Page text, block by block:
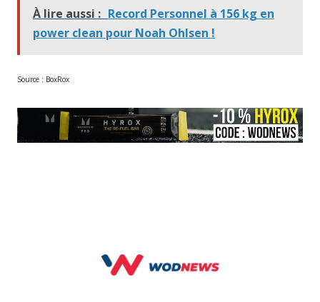
À lire aussi : Record Personnel à 156 kg en
power clean pour Noah Ohlsen !
Source : BoxRox